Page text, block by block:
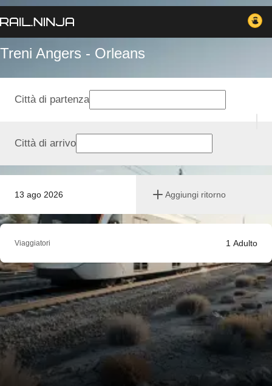
Treni Angers - Orleans
13 ago 2026 Aggiungi ritorno
Città di partenza
Città di arrivo
Viaggiatori 1 Adulto